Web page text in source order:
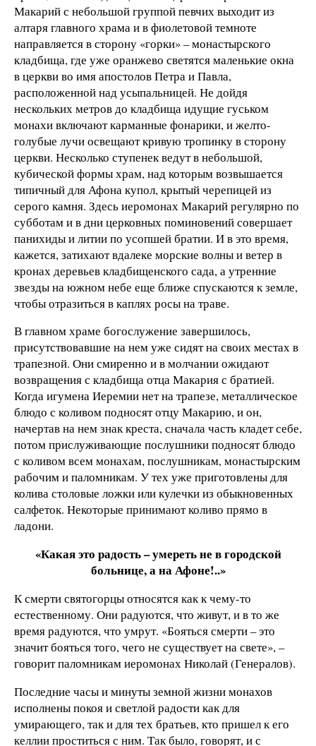
Макарий с небольшой группой певчих выходит из
алтаря главного храма и в фиолетовой темноте
направляется в сторону «горки» – монастырского
кладбища, где уже оранжево светятся маленькие окна
в церкви во имя апостолов Петра и Павла,
расположенной над усыпальницей. Не дойдя
нескольких метров до кладбища идущие гуськом
монахи включают карманные фонарики, и желто-
голубые лучи освещают кривую тропинку в сторону
церкви. Несколько ступенек ведут в небольшой,
кубической формы храм, над которым возвышается
типичный для Афона купол, крытый черепицей из
серого камня. Здесь иеромонах Макарий регулярно по
субботам и в дни церковных поминовений совершает
панихиды и литии по усопшей братии. И в это время,
кажется, затихают вдалеке морские волны и ветер в
кронах деревьев кладбищенского сада, а утренние
звезды на южном небе еще ближе спускаются к земле,
чтобы отразиться в каплях росы на траве.
В главном храме богослужение завершилось,
присутствовавшие на нем уже сидят на своих местах в
трапезной. Они смиренно и в молчании ожидают
возвращения с кладбища отца Макария с братией.
Когда игумена Иеремии нет на трапезе, металлическое
блюдо с коливом подносят отцу Макарию, и он,
начертав на нем знак креста, сначала часть кладет себе,
потом прислуживающие послушники подносят блюдо
с коливом всем монахам, послушникам, монастырским
рабочим и паломникам. У тех уже приготовлены для
колива столовые ложки или кулечки из обыкновенных
салфеток. Некоторые принимают коливо прямо в
ладони.
«Какая это радость – умереть не в городской
больнице, а на Афоне!..»
К смерти святогорцы относятся как к чему-то
естественному. Они радуются, что живут, и в то же
время радуются, что умрут. «Бояться смерти – это
значит бояться того, чего не существует на свете», –
говорит паломникам иеромонах Николай (Генералов).
Последние часы и минуты земной жизни монахов
исполнены покоя и светлой радости как для
умирающего, так и для тех братьев, кто пришел к его
келлии проститься с ним. Так было, говорят, и с